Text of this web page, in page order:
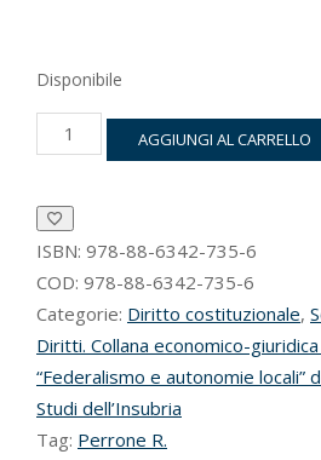
Disponibile
«Buon
costume»
costituzionali
condivisi
quantità
AGGIUNGI AL CARRELLO
ISBN: 978-88-6342-735-6
COD: 978-88-6342-735-6
Categorie: Diritto costituzionale,
Diritti. Collana economico-
“Federalismo e autonomie locali”
Studi dell’Insubria
Tag: Perrone R.